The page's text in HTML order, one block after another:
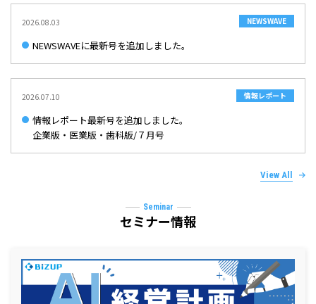
2022/07/14
2022/02/28
弊社を装った不審なメールにご注意ください
2026.08.03 NEWSWAVE
NEWSWAVEに最新号を追加しました。
2026.07.10 情報レポート
情報レポート最新号を追加しました。
企業版・医業版・歯科版/７月号
View All
Seminar
セミナー情報